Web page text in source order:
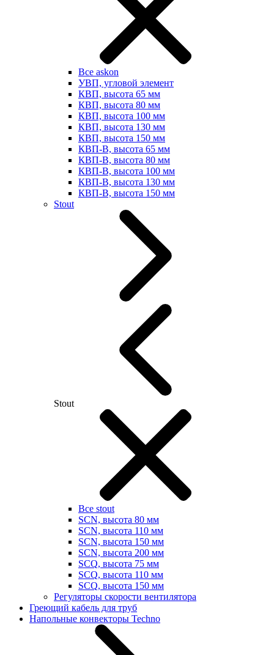
Все askon
УВП, угловой элемент
КВП, высота 65 мм
КВП, высота 80 мм
КВП, высота 100 мм
КВП, высота 130 мм
КВП, высота 150 мм
КВП-В, высота 65 мм
КВП-В, высота 80 мм
КВП-В, высота 100 мм
КВП-В, высота 130 мм
КВП-В, высота 150 мм
Stout
Stout
Все stout
SCN, высота 80 мм
SCN, высота 110 мм
SCN, высота 150 мм
SCN, высота 200 мм
SCQ, высота 75 мм
SCQ, высота 110 мм
SCQ, высота 150 мм
Регуляторы скорости вентилятора
Греющий кабель для труб
Напольные конвекторы Techno